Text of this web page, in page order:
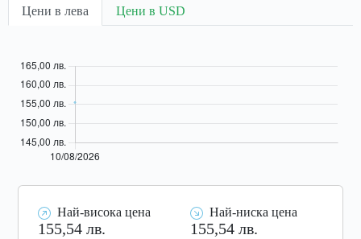
Цени в лева Цени в USD
Най-висока цена
155,54 лв.
Най-ниска цена
155,54 лв.